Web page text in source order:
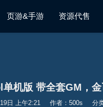
页游&手游 资源代售
机版 带全套GM，
日 上午2:21 作者：500s 分